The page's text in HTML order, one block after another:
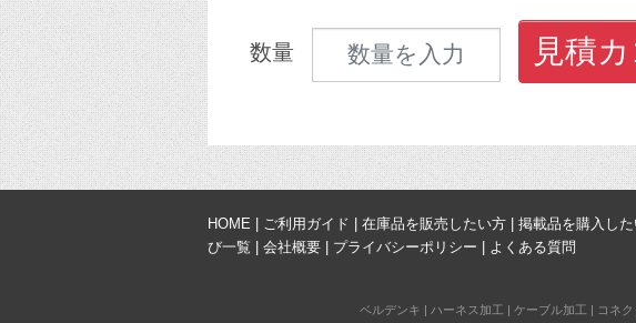
数量
見積数量 見積
HOME ご利用ガイド 在庫品を販売したい方 掲載品を購入し
び一覧
会社概要 プライバシーポリシー よくある質問
ベルデンキ | ハーネス加工 | ケーブル加工 | コネ